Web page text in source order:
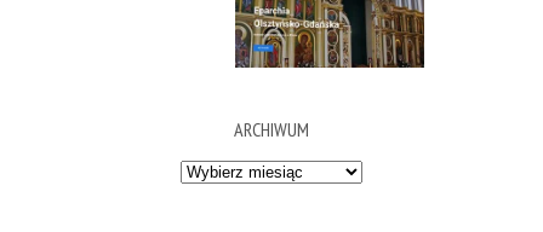
ARCHIWUM
Archiwum